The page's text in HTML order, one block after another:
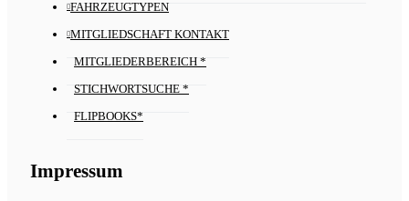
FAHRZEUGTYPEN
MITGLIEDSCHAFT KONTAKT
MITGLIEDERBEREICH *
STICHWORTSUCHE *
FLIPBOOKS*
Impressum